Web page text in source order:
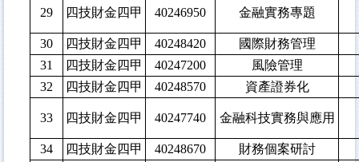
29 四技財金四甲 40246950 金融實務專題
30 四技財金四甲 40248420
國際財務管理
31
四技財金四甲 40247200
風險管理
32
四技財金四甲 40248570 資產證券化
33 四技財金四甲 40247740 金融科技實務與應用
34 四技財金四甲 40248670
財務個案研討